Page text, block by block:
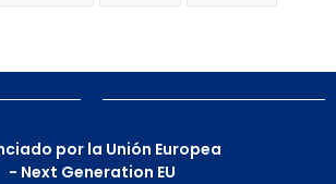
por la Unión Europea
- Next Generation EU